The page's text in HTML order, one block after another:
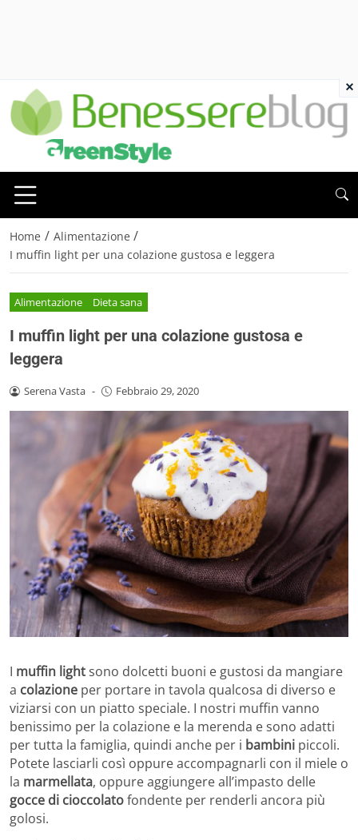
Home / Alimentazione /
I muffin light per una colazione gustosa e leggera
Alimentazione Dieta sana
I muffin light per una colazione gustosa e
leggera
Serena Vasta - Febbraio 29, 2020
I muffin lightsono dolcetti buoni e gustosi da mangiare
a colazione per portare in tavola qualcosa di diverso e
viziarsi con un piatto speciale. I nostri muffin vanno
benissimo per la colazione e la merenda e sono adatti
per tutta la famiglia, quindi anche per i bambini piccoli.
Potete lasciarli così oppure accompagnarli con il miele o
la marmellata, oppure aggiungere all’impasto delle
gocce di cioccolatofondente per renderli ancora più
golosi.
×